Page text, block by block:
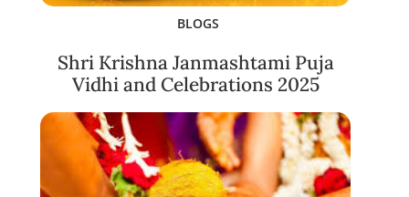
BLOGS
Shri Krishna Janmashtami Puja
Vidhi and Celebrations 2025